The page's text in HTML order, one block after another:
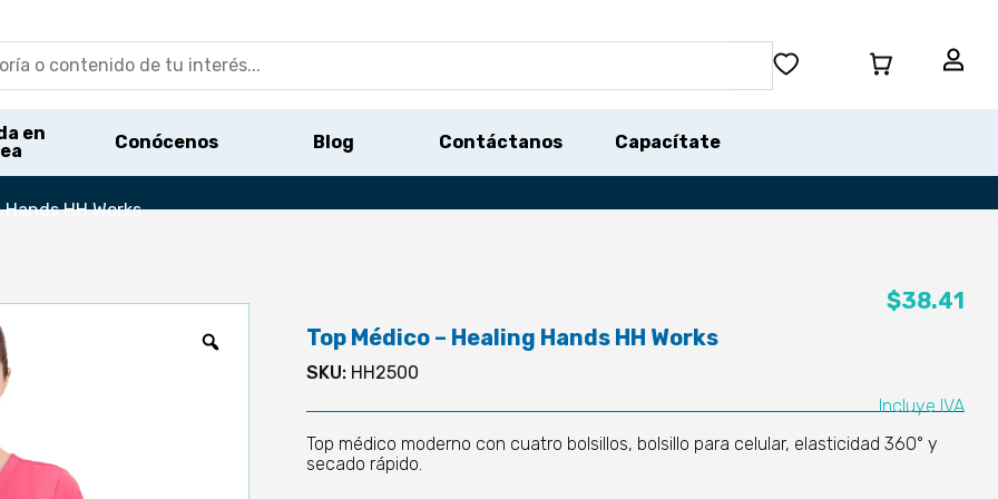
en
Conócenos Blog Contáctanos Capacítate
HH Works
Top Médico – Healing Hands HH Works
$38.41
Incluye IVA
SKU: HH2500
Top médico moderno con cuatro bolsillos, bolsillo para celular, elasticidad 360° y
secado rápido.